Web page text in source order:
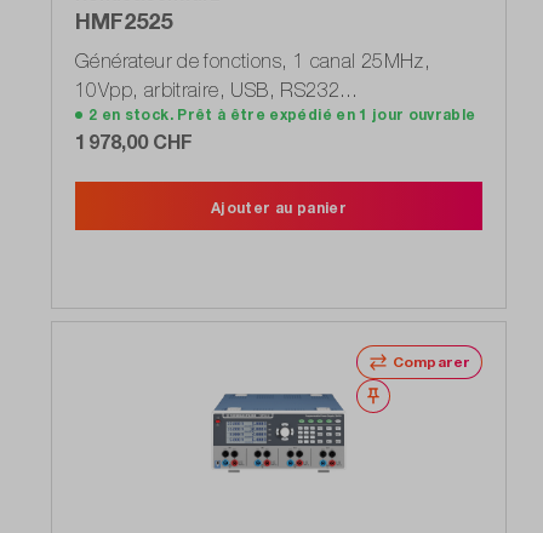
HMF2525
Générateur de fonctions, 1 canal 25MHz,
10Vpp, arbitraire, USB, RS232
(3593.0616.02)
2 en stock. Prêt à être expédié en 1 jour ouvrable
1 978,00 CHF
Ajouter au panier
Comparer
Noter